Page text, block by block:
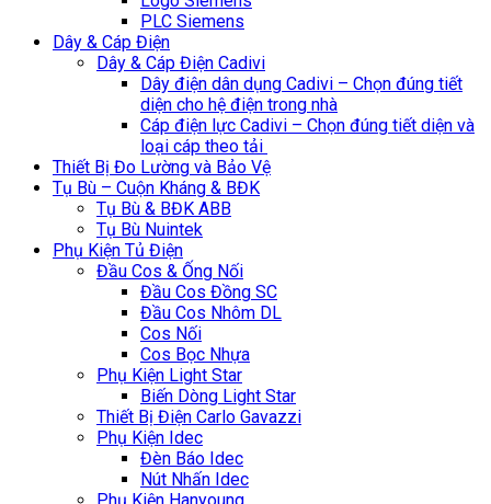
PLC Siemens
Dây & Cáp Điện
Dây & Cáp Điện Cadivi
Dây điện dân dụng Cadivi – Chọn đúng tiết
diện cho hệ điện trong nhà
Cáp điện lực Cadivi – Chọn đúng tiết diện và
loại cáp theo tải
Thiết Bị Đo Lường và Bảo Vệ
Tụ Bù – Cuộn Kháng & BĐK
Tụ Bù & BĐK ABB
Tụ Bù Nuintek
Phụ Kiện Tủ Điện
Đầu Cos & Ống Nối
Đầu Cos Đồng SC
Đầu Cos Nhôm DL
Cos Nối
Cos Bọc Nhựa
Phụ Kiện Light Star
Biến Dòng Light Star
Thiết Bị Điện Carlo Gavazzi
Phụ Kiện Idec
Đèn Báo Idec
Nút Nhấn Idec